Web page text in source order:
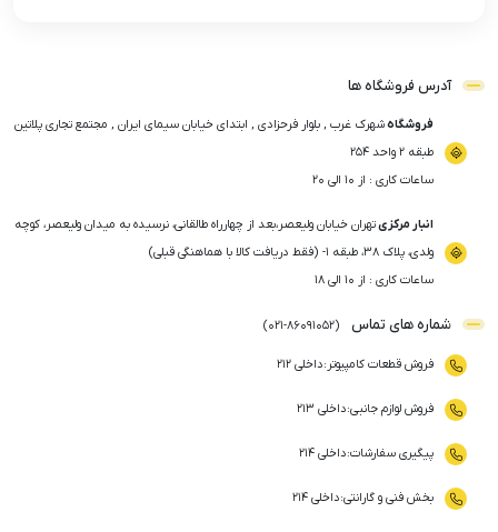
آدرس فروشگاه ها
فروشگاهشهرک غرب , بلوار فرحزادی , ابتدای خیابان سیمای ایران , مجتمع تجاری پلاتین
طبقه ۲ واحد ۲۵۴
ساعات کاری : از ۱۰ الی ۲۰
انبار مرکزیتهران خیابان ولیعصر،بعد از چهارراه طالقانی، نرسیده به میدان ولیعصر، کوچه
ولدی، پلاک ۳۸، طبقه ۱- (فقط دریافت کالا با هماهنگی قبلی)
ساعات کاری : از ۱۰ الی ۱۸
شماره های تماس (
021-86091052
)
فروش قطعات کامپیوتر :داخلی ۲۱۲
فروش لوازم جانبی:داخلی ۲۱۳
پیگیری سفارشات:داخلی ۲۱۴
بخش فنی و گارانتی:داخلی ۲۱۴